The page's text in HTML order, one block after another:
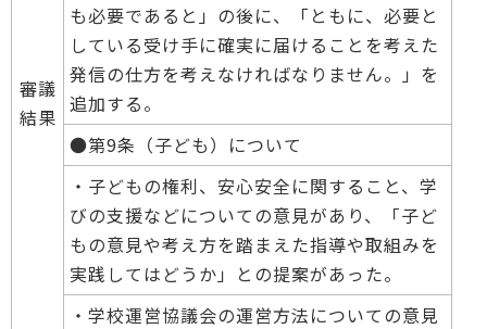
審議
結果
も必要であると」の後に、「ともに、必要と
している受け手に確実に届けることを考えた
発信の仕方を考えなければなりません。」を
追加する。
●第9条（子ども）について
・子どもの権利、安心安全に関すること、学
びの支援などについての意見があり、「子ど
もの意見や考え方を踏まえた指導や取組みを
実践してはどうか」との提案があった。
・学校運営協議会の運営方法についての意見